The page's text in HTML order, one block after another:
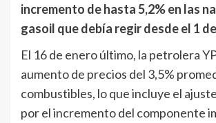
incremento de hasta 5,2% en las
gasoil que debía regir desde el 1
El 16 de enero último, la petrolera
aumento de precios del 3,5%
combustibles, lo que incluye el
por el incremento del componente